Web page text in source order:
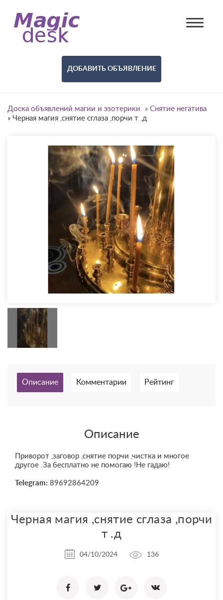
ДОБАВИТЬ ОБЪЯВЛЕНИЕ
Доска объявлений магии и эзотерики » Снятие негатива
» Черная магия ,снятие сглаза ,порчи т .д
Описание Комментарии Рейтинг
Описание
Приворот ,заговор ,снятие порчи ,чистка и многое
другое .За бесплатно не помогаю !Не гадаю!
Telegram: 89692864209
Черная магия ,снятие сглаза ,порчи
т .д
04/10/2024 136